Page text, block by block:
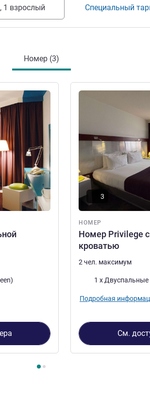
1 взрослый Специальный
Номер (3)
НОМЕР
Номер Privilege с
кроватью
Подробная
3
2 чел. максимум
Постель1 x Двуспальные
Подробная
См.